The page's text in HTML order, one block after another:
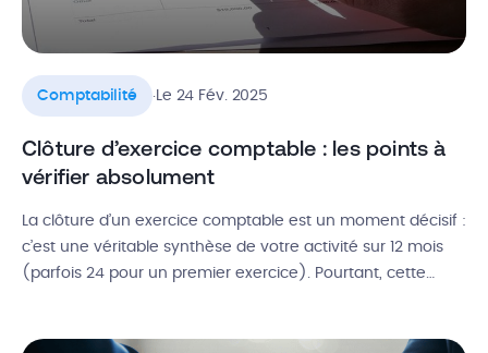
Comptabilité .Le 24 Fév. 2025
Clôture d’exercice comptable : les points à
vérifier absolument
La clôture d’un exercice comptable est un moment décisif :
c’est une véritable synthèse de votre activité sur 12 mois
(parfois 24 pour un premier exercice). Pourtant, cette